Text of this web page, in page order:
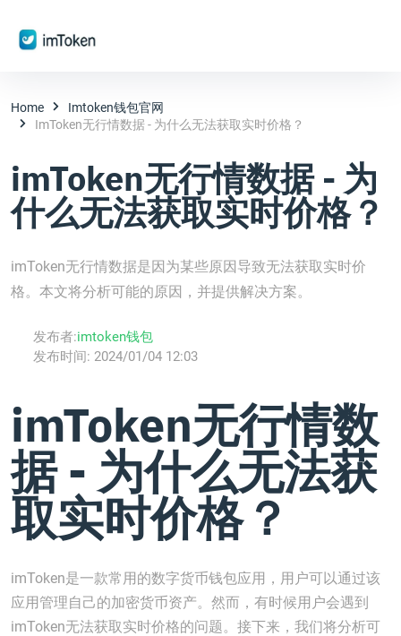
Home
Imtoken钱包官网
ImToken无行情数据 - 为什么无法获取实时价格？
imToken无行情数据 - 为
什么无法获取实时价格？
imToken无行情数据是因为某些原因导致无法获取实时价
格。本文将分析可能的原因，并提供解决方案。
发布者:imtoken钱包
发布时间: 2024/01/04 12:03
imToken无行情数
据 - 为什么无法获
取实时价格？
imToken是一款常用的数字货币钱包应用，用户可以通过该
应用管理自己的加密货币资产。然而，有时候用户会遇到
imToken无法获取实时价格的问题。接下来，我们将分析可